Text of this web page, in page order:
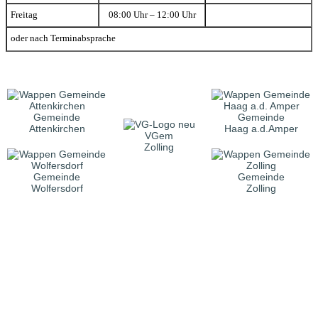
Freitag 08:00 Uhr – 12:00 Uhr
oder nach Terminabsprache
Gemeinde
Attenkirchen
VGem
Zolling
Gemeinde
Haag a.d.Amper
Gemeinde
Wolfersdorf
Gemeinde
Zolling